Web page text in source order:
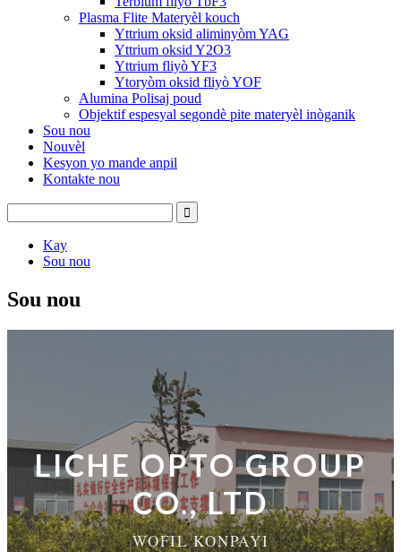
Plasma Flite Materyèl kouch
Yttrium oksid aliminyòm YAG
Yttrium oksid Y2O3
Yttrium fliyò YF3
Ytoryòm oksid fliyò YOF
Alumina Polisaj poud
Objektif espesyal segondè pite materyèl inòganik
Sou nou
Nouvèl
Kesyon yo mande anpil
Kontakte nou
Kay
Sou nou
Sou nou
LICHE OPTO GROUP
CO., LTD
WOFIL KONPAYI